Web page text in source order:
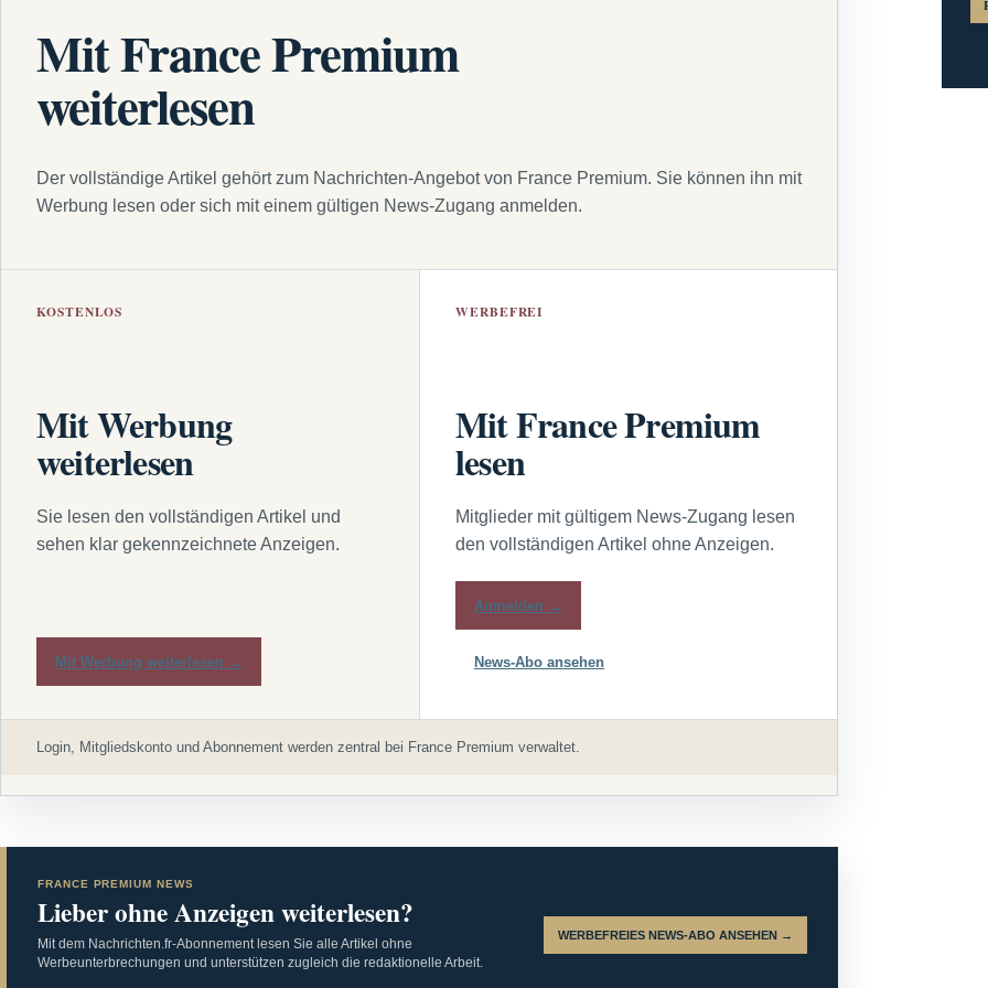
Mit France Premium
weiterlesen
Der vollständige Artikel gehört zum Nachrichten-Angebot von France Premium. Sie können ihn mit
Werbung lesen oder sich mit einem gültigen News-Zugang anmelden.
KOSTENLOS
Mit Werbung
weiterlesen
Sie lesen den vollständigen Artikel und
sehen klar gekennzeichnete Anzeigen.
Mit Werbung weiterlesen →
WERBEFREI
Mit France Premium
lesen
Mitglieder mit gültigem News-Zugang lesen
den vollständigen Artikel ohne Anzeigen.
Anmelden →
News-Abo ansehen
Login, Mitgliedskonto und Abonnement werden zentral bei France Premium verwaltet.
FRANCE PREMIUM NEWS
Lieber ohne Anzeigen weiterlesen?
Mit dem Nachrichten.fr-Abonnement lesen Sie alle Artikel ohne
Werbeunterbrechungen und unterstützen zugleich die redaktionelle Arbeit.
WERBEFREIES NEWS-ABO ANSEHEN →